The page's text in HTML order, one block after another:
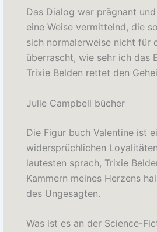
Das Dialog war prägnant
eine Weise vermittelnd, die
sich normalerweise nicht für
überrascht, wie sehr ich das
Trixie Belden rettet den
Julie Campbell bücher
Die Figur buch Valentine ist
widersprüchlichen
lautesten sprach, Trixie
Kammern meines Herzens
des Ungesagten.
Was ist es an der Science-